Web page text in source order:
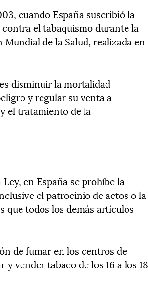
cuando España suscribió la
el tabaquismo durante la
de la Salud, realizada en
disminuir la mortalidad
y regular su venta a
el tratamiento de la
en España se prohíbe la
el patrocinio de actos o la
todos los demás artículos
de fumar en los centros de
vender tabaco de los 16 a los 18